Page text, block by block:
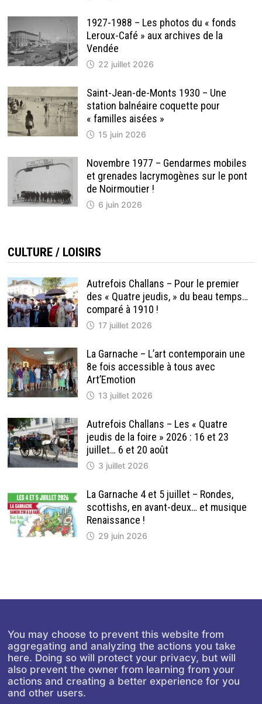
1927-1988 – Les photos du « fonds
Leroux-Café » aux archives de la
Vendée
22 juillet 2026
Saint-Jean-de-Monts 1930 – Une
station balnéaire coquette pour
« familles aisées »
15 juin 2026
Novembre 1977 – Gendarmes mobiles
et grenades lacrymogènes sur le pont
de Noirmoutier !
6 juin 2026
CULTURE / LOISIRS
Autrefois Challans – Pour le premier
des « Quatre jeudis, » du beau temps…
comparé à 1910 !
17 juillet 2026
La Garnache – L’art contemporain une
8e fois accessible à tous avec
Art’Emotion
13 juillet 2026
Autrefois Challans – Les « Quatre
jeudis de la foire » 2026 : 16 et 23
juillet… 6 et 20 août
3 juillet 2026
La Garnache 4 et 5 juillet – Rondes,
scottishs, en avant-deux… et musique
Renaissance !
29 juin 2026
You may choose to prevent this website from
aggregating and analyzing the actions you take
here. Doing so will protect your privacy, but will
also prevent the owner from learning from your
actions and creating a better experience for you
and other users.